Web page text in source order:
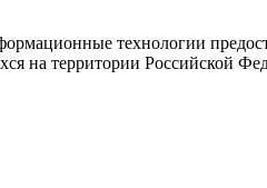
технологии
на территории Российской